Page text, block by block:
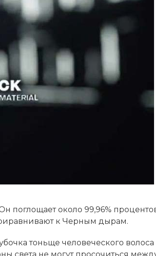
поглощает около 99,96%
к Черным дырам.
тоньще человеческого волоса